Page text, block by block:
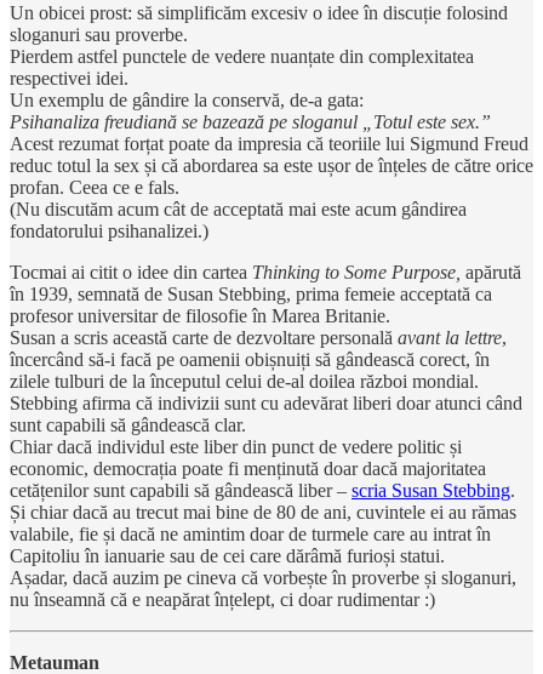
Un obicei prost: să simplificăm excesiv o idee în discuție folosind
sloganuri sau proverbe.
Pierdem astfel punctele de vedere nuanțate din complexitatea
respectivei idei.
Un exemplu de gândire la conservă, de-a gata:
Psihanaliza freudiană se bazează pe sloganul „Totul este sex.”
Acest rezumat forțat poate da impresia că teoriile lui Sigmund Freud
reduc totul la sex și că abordarea sa este ușor de înțeles de către orice
profan. Ceea ce e fals.
(Nu discutăm acum cât de acceptată mai este acum gândirea
fondatorului psihanalizei.)
Tocmai ai citit o idee din cartea Thinking to Some Purpose, apărută
în 1939, semnată de Susan Stebbing, prima femeie acceptată ca
profesor universitar de filosofie în Marea Britanie.
Susan a scris această carte de dezvoltare personală avant la lettre,
încercând să-i facă pe oamenii obișnuiți să gândească corect, în
zilele tulburi de la începutul celui de-al doilea război mondial.
Stebbing afirma că indivizii sunt cu adevărat liberi doar atunci când
sunt capabili să gândească clar.
Chiar dacă individul este liber din punct de vedere politic și
economic, democrația poate fi menținută doar dacă majoritatea
cetățenilor sunt capabili să gândească liber – scria Susan Stebbing.
Și chiar dacă au trecut mai bine de 80 de ani, cuvintele ei au rămas
valabile, fie și dacă ne amintim doar de turmele care au intrat în
Capitoliu în ianuarie sau de cei care dărâmă furioși statui.
Așadar, dacă auzim pe cineva că vorbește în proverbe și sloganuri,
nu înseamnă că e neapărat înțelept, ci doar rudimentar :)
Metauman